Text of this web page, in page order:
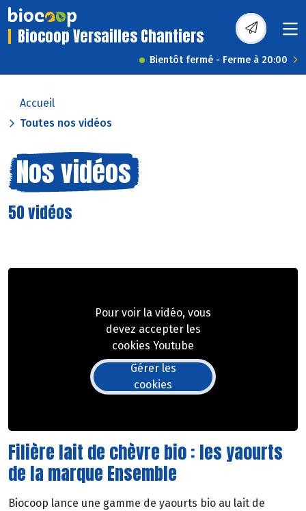
Biocoop Versailles Chantiers
Bientôt fermé - Ferme à 20:00
Accueil
Toutes nos vidéos
Nos vidéos
50 vidéos
Pour voir la vidéo, vous
devez accepter les
cookies Youtube
Gérer les
cookies
Filière lait de chèvre bio : les yaourts
de la marque Ensemble
Biocoop lance une gamme de yaourts bio au lait de